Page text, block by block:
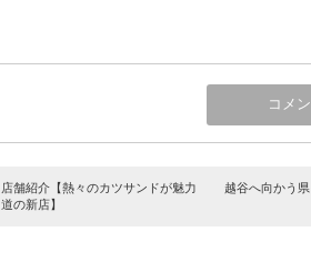
店舗紹介【熱々のカツサンドが魅力 越谷へ向かう県
道の新店】